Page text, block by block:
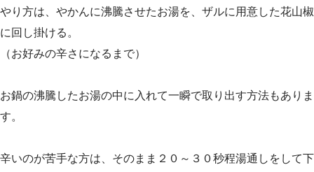
やり方は、やかんに沸騰させたお湯を、ザルに用意した花山椒
に回し掛ける。
（お好みの辛さになるまで）
お鍋の沸騰したお湯の中に入れて一瞬で取り出す方法もありま
す。
辛いのが苦手な方は、そのまま２０～３０秒程湯通しをして下